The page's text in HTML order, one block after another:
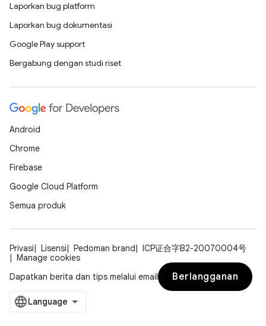
Laporkan bug platform
Laporkan bug dokumentasi
Google Play support
Bergabung dengan studi riset
Android
Chrome
Firebase
Google Cloud Platform
Semua produk
Privasi Lisensi Pedoman brand
ICP证合字B2-20070004号
Manage cookies
Dapatkan berita dan tips melalui email
Berlangganan